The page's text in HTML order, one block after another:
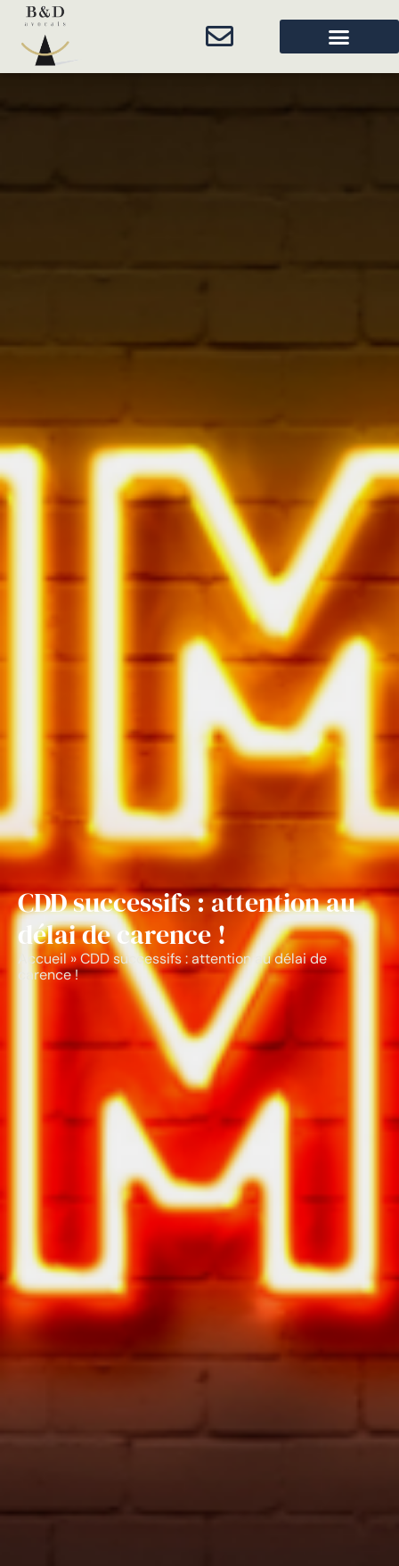
CDD successifs : attention au
délai de carence !
Accueil»CDD successifs : attention au délai de
carence !